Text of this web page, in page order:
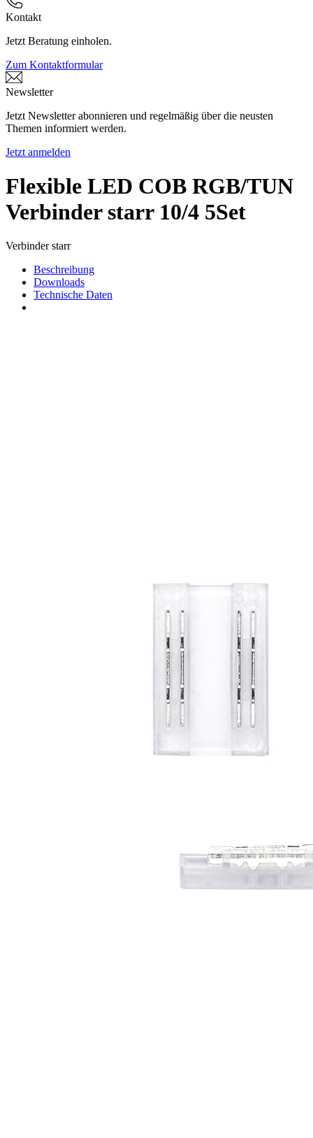
Kontakt
Jetzt Beratung einholen.
Zum Kontaktformular
Newsletter
Jetzt Newsletter abonnieren und regelmäßig über die neusten
Themen informiert werden.
Jetzt anmelden
Flexible LED COB RGB/TUN
Verbinder starr 10/4 5Set
Verbinder starr
Beschreibung
Downloads
Technische Daten